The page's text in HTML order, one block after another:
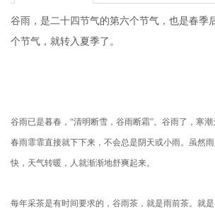
谷雨，是二十四节气的第六个节气，也是春季
个节气，就转入夏季了。
谷雨已是暮春，“清明断雪，谷雨断霜”。谷雨了，寒潮
春雨霏霏直接就下下来，不会总是阴天或小雨。虽然
快，天气转暖，人就渐渐地舒爽起来。
每年采茶是有时间要求的，谷雨茶，就是雨前茶。就